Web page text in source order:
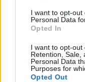
I want to opt-
Personal Data
Opted In
I want to opt-out
Retention, Sale,
Personal Data
Purposes for
Opted Out
LAISSER UN